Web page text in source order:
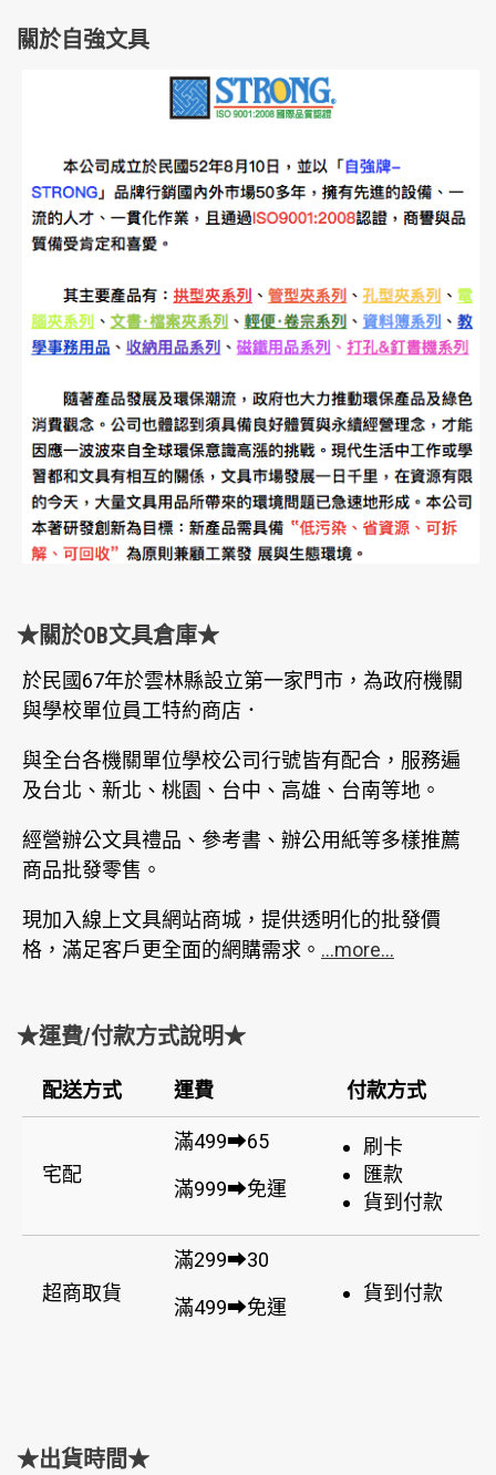
關於自強文具
★關於OB文具倉庫★
於民國67年於雲林縣設立第一家門市，為政府機關
與學校單位員工特約商店．
與全台各機關單位學校公司行號皆有配合，服務遍
及台北、新北、桃園、台中、高雄、台南等地。
經營辦公文具禮品、參考書、辦公用紙等多樣推薦
商品批發零售。
現加入線上文具網站商城，提供透明化的批發價
格，滿足客戶更全面的網購需求。 ...more...
★運費/付款方式說明★
配送方式 運費 付款方式
宅配
滿499➡65
滿999➡免運
刷卡
匯款
貨到付款
超商取貨
滿299➡30
滿499➡免運
貨到付款
★出貨時間★